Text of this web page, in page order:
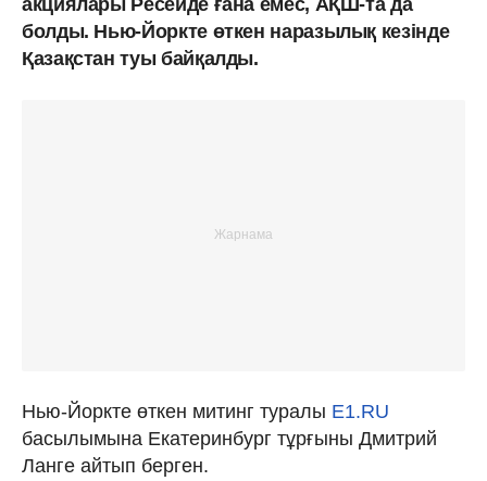
болды. Нью-Йоркте өткен наразылық кезінде
Қазақстан туы байқалды.
Нью-Йоркте өткен митинг туралы E1.RU
басылымына Екатеринбург тұрғыны Дмитрий
Ланге айтып берген.